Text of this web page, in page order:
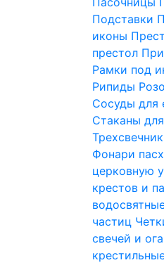
Подставки
иконы
престол
Рамки под
Рипиды
Сосуды для
Стаканы
Фонари
церковную
крестов и
частиц
свечей и